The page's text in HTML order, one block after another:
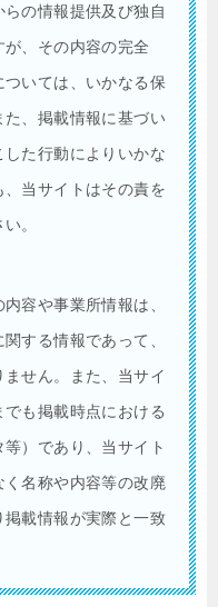
の情報提供及び独自
、その内容の完全
いては、いかなる保
、掲載情報に基づい
た行動によりいかな
当サイトはその責を
。
容や事業所情報は、
する情報であって、
せん。また、当サイ
でも掲載時点における
）であり、当サイト
名称や内容等の改廃
載情報が実際と一致